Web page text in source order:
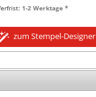
1-2 Werktage *
zum Stempel-Designer